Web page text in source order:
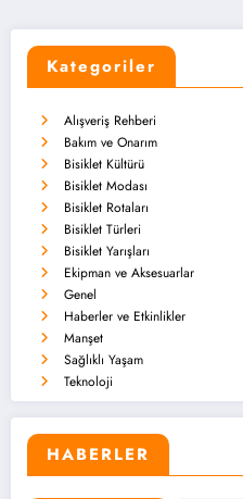
Kategoriler
Alışveriş Rehberi
Bakım ve Onarım
Bisiklet Kültürü
Bisiklet Modası
Bisiklet Rotaları
Bisiklet Türleri
Bisiklet Yarışları
Ekipman ve Aksesuarlar
Genel
Haberler ve Etkinlikler
Manşet
Sağlıklı Yaşam
Teknoloji
HABERLER